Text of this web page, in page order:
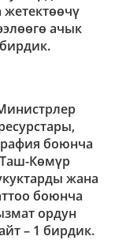
ачык
боюнча
Таш-Көмүр
жана
боюнча
ордун
– 1 бирдик.